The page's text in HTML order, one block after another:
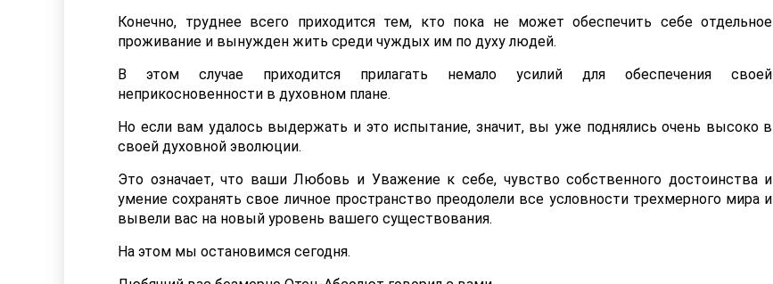
Конечно, труднее всего приходится тем, кто пока не может обеспечить себе отдельное
проживание и вынужден жить среди чуждых им по духу людей.
В этом случае приходится прилагать немало усилий для обеспечения своей
неприкосновенности в духовном плане.
Но если вам удалось выдержать и это испытание, значит, вы уже поднялись очень высоко в
своей духовной эволюции.
Это означает, что ваши Любовь и Уважение к себе, чувство собственного достоинства и
умение сохранять свое личное пространство преодолели все условности трехмерного мира и
вывели вас на новый уровень вашего существования.
На этом мы остановимся сегодня.